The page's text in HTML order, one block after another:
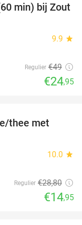
49%
min) bij Zout
9.9 star
Regulier €49
€24,95
thee met
10.0 star
Regulier €28,80
€14,95